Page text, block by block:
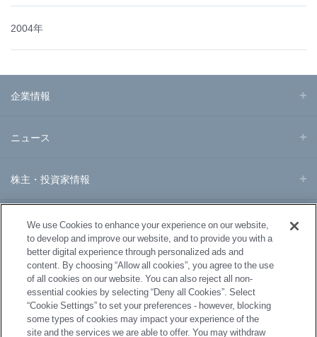
2004年
企業情報
ニュース
株主・投資家情報
事業・製品
研究開発
サステナビリティ
We use Cookies to enhance your experience on our website,
to develop and improve our website, and to provide you with a
better digital experience through personalized ads and
content. By choosing “Allow all cookies”, you agree to the use
of all cookies on our website. You can also reject all non-
essential cookies by selecting “Deny all Cookies”. Select
“Cookie Settings” to set your preferences - however, blocking
some types of cookies may impact your experience of the
site and the services we are able to offer. You may withdraw